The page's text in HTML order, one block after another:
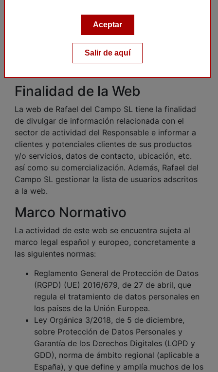
Comercialización de productos zoo-
sanitarios e instrumental quirúrgico veterinario
+34 957 76 40 13
info@rafaeldelcampo.com
Finalidad de la Web
La web de Rafael del Campo SL tiene la finalidad
de divulgar de información relacionada con el
sector de actividad del Responsable e informar a
clientes y potenciales clientes de sus productos
y/o servicios, datos de contacto, ubicación, etc.
así como su comercialización. Además, Rafael del
Campo SL gestionar la lista de usuarios adscritos
a la web.
Marco Normativo
La actividad de este web se encuentra sujeta al
marco legal español y europeo, concretamente a
las siguientes normas:
Reglamento General de Protección de Datos
(RGPD) (UE) 2016/679, de 27 de abril, que
regula el tratamiento de datos personales en
los países de la Unión Europea.
Ley Orgánica 3/2018, de 5 de diciembre,
sobre Protección de Datos Personales y
Garantía de los Derechos Digitales (LOPD y
GDD), norma de ámbito regional (aplicable a
España), y que define y amplía muchos de los
Aceptar
Salir de aquí